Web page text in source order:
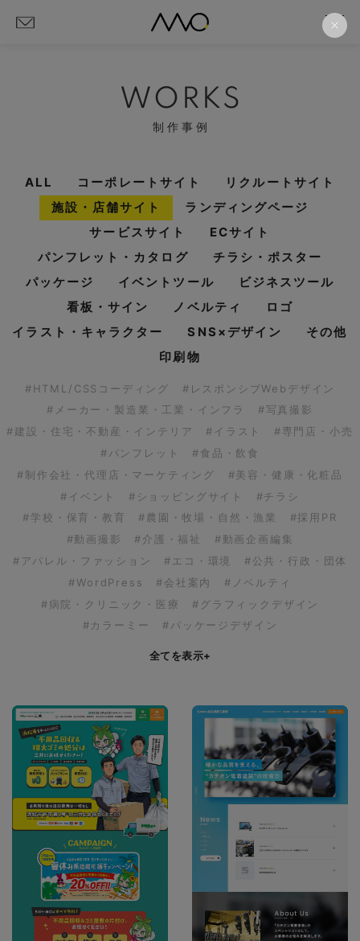
WORKS
制作事例
ALL コーポレートサイト
リクルートサイト
施設・店舗サイト
ランディングページ
サービスサイト
ECサイト
パンフレット・カタログ
チラシ・ポスター
パッケージ
イベントツール
ビジネスツール
看板・サイン
ノベルティ
ロゴ
イラスト・キャラクター
SNS×デザイン
その他
印刷物
#HTML/CSSコーディング
#レスポンシブWebデザイン
#メーカー・製造業・工業・インフラ
#写真撮影
#建設・住宅・不動産・インテリア
#イラスト
#専門店・小売
#パンフレット
#食品・飲食
#制作会社・代理店・マーケティング
#美容・健康・化粧品
#イベント
#ショッピングサイト
#チラシ
#学校・保育・教育
#農園・牧場・自然・漁業
#採用PR
#動画撮影
#介護・福祉
#動画企画編集
#アパレル・ファッション
#エコ・環境
#公共・行政・団体
#WordPress
#会社案内
#ノベルティ
#病院・クリニック・医療
#グラフィックデザイン
#カラーミー
#パッケージデザイン
全てを表示+